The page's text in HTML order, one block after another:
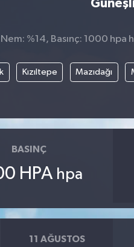
Nem: %14, Basınç: 1000 hpa
Kızıltepe Mazıdağı
BASINÇ
HPA hpa
11 AĞUSTOS